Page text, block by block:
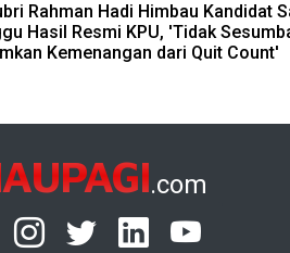
Rahman Hadi Himbau Kandidat
Hasil Resmi KPU, 'Tidak
Kemenangan dari Quit Count'
.com